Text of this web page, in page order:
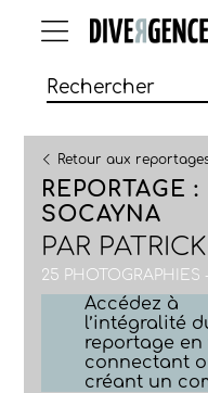
Retour aux
REPORTAGE
SOCAYNA
PAR
25 PHOTOGRAPHIES
Accédez à
l’intégralité
reportage en
connectant
créant un